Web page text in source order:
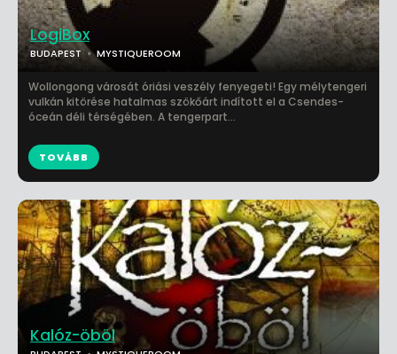
Kalóz-öböl
LogiBox
BUDAPEST MYSTIQUEROOM
Wollongong városát óriási veszély fenyegeti! Egy mélytengeri
vulkán kitörése hatalmas szökőárt indított el a Csendes-
óceán déli térségében. A tengerpart...
TOVÁBB